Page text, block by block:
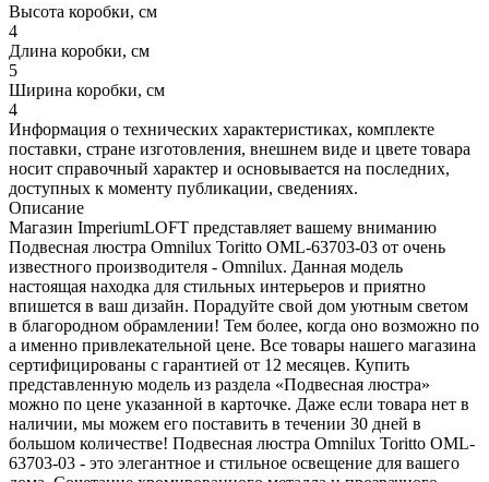
Высота коробки, см
4
Длина коробки, см
5
Ширина коробки, см
4
Информация о технических характеристиках, комплекте
поставки, стране изготовления, внешнем виде и цвете товара
носит справочный характер и основывается на последних,
доступных к моменту публикации, сведениях.
Описание
Магазин ImperiumLOFT представляет вашему вниманию
Подвесная люстра Omnilux Toritto OML-63703-03 от очень
известного производителя - Omnilux. Данная модель
настоящая находка для стильных интерьеров и приятно
впишется в ваш дизайн. Порадуйте свой дом уютным светом
в благородном обрамлении! Тем более, когда оно возможно по
а именно привлекательной цене. Все товары нашего магазина
сертифицированы с гарантией от 12 месяцев. Купить
представленную модель из раздела «Подвесная люстра»
можно по цене указанной в карточке. Даже если товара нет в
наличии, мы можем его поставить в течении 30 дней в
большом количестве! Подвесная люстра Omnilux Toritto OML-
63703-03 - это элегантное и стильное освещение для вашего